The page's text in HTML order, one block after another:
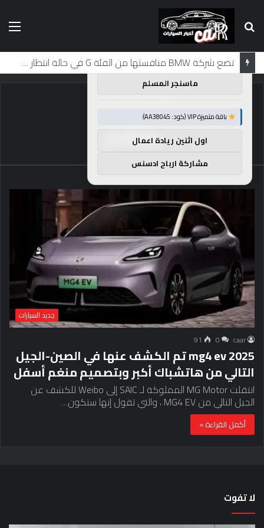
بحث
عن
تضع شركة BMW منافستها من الفئة G في حالة انتظار مع وصول الرياح المعاكسة في الصين إلى موطنها
الرئيسية/منغم
منغم
جديد السيارات
caar
0
91
2025 mg4 ev تم الكشف عنها في الصين-الجيل
التالي من هاتشباك أكبر وبتصميم منغم أسفل
انتقلت MG Motor المملوكة لـ SAIC إلى Weibo للكشف عن
الجيل التالي من MG4 EV ، والتي تقول إنها ستكون…
أكمل القراءة »
لا تفوت
توصيات :
باقة متميزة VIP (كود: AA26790):
ماسنجر المسلم
باقة متميزة VIP (كود: AA38045):
اول اثنين ريادة اعمال
مشاركة ارباح ادسنس